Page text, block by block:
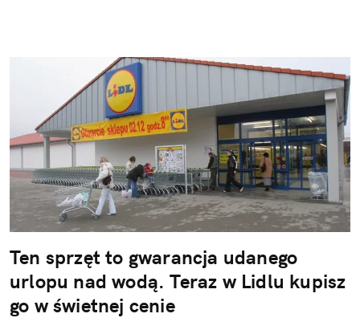
Ten sprzęt to gwarancja udanego
urlopu nad wodą. Teraz w Lidlu kupisz
go w świetnej cenie